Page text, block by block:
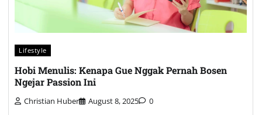
Lifestyle
Hobi Menulis: Kenapa Gue Nggak Pernah Bosen
Ngejar Passion Ini
Christian Huber August 8, 2025 0